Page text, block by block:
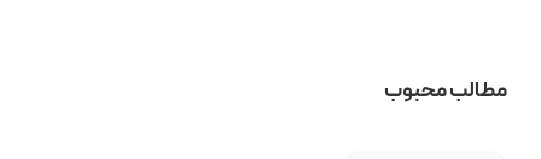
مطالب محبوب